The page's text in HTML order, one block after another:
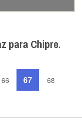
para Chipre.
66 67
68